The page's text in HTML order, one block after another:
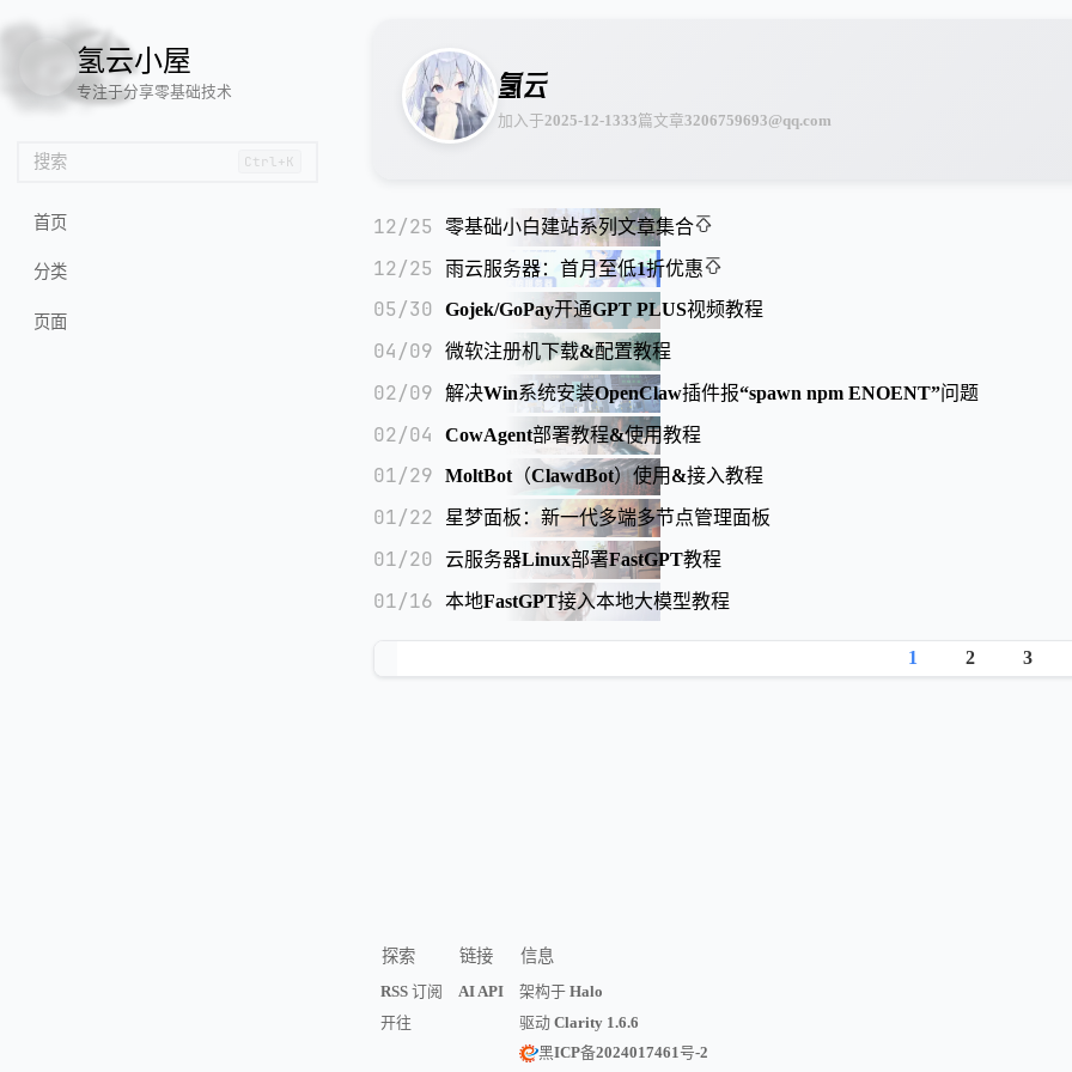
🙌
🐟
🏖️
氢云小屋
专注于分享零基础技术
搜索 Ctrl+K
首页
分类
页面
氢云
加入于2025-12-1333篇文章3206759693@qq.com
12/25 零基础小白建站系列文章集合
12/25 雨云服务器：首月至低1折优惠
05/30 Gojek/GoPay开通GPT PLUS视频教程
04/09 微软注册机下载&配置教程
02/09 解决Win系统安装OpenClaw插件报“spawn npm ENOENT”问题
02/04 CowAgent部署教程&使用教程
01/29 MoltBot（ClawdBot）使用&接入教程
01/22 星梦面板：新一代多端多节点管理面板
01/20 云服务器Linux部署FastGPT教程
01/16 本地FastGPT接入本地大模型教程
1 2 3
探索
RSS 订阅
开往
链接
AI API
信息
架构于 Halo
驱动 Clarity 1.6.6
黑ICP备2024017461号-2